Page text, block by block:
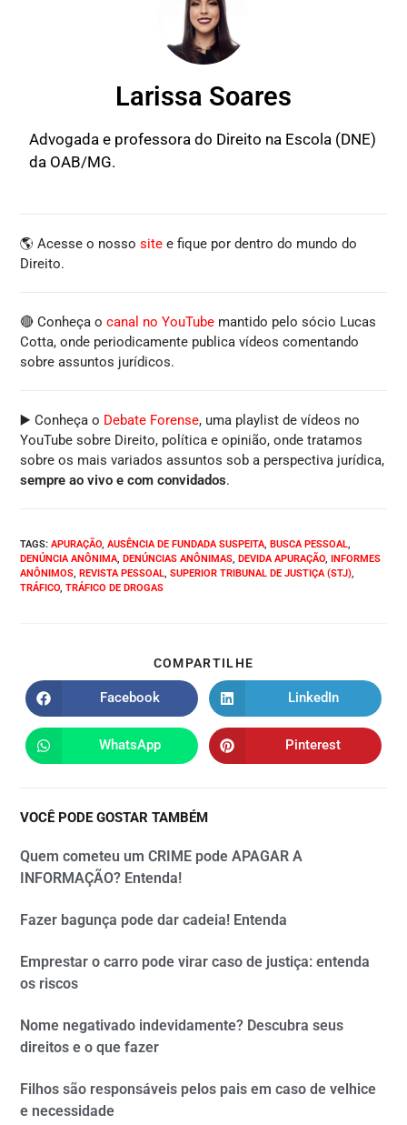
Larissa Soares
Advogada e professora do Direito na Escola (DNE)
da OAB/MG.
🌎 Acesse o nossosite e fique por dentro do mundo do
Direito.
🔴 Conheça ocanal no YouTube mantido pelo sócio Lucas
Cotta, onde periodicamente publica vídeos comentando
sobre assuntos jurídicos.
▶️ Conheça o Debate Forense, uma playlist de vídeos no
YouTube sobre Direito, política e opinião, onde tratamos
sobre os mais variados assuntos sob a perspectiva jurídica,
sempre ao vivo e com convidados.
TAGS:APURAÇÃO AUSÊNCIA DE FUNDADA SUSPEITA BUSCA PESSOAL
DENÚNCIA ANÔNIMA DENÚNCIAS ANÔNIMAS DEVIDA APURAÇÃO INFORMES
ANÔNIMOS REVISTA PESSOAL SUPERIOR TRIBUNAL DE JUSTIÇA (STJ)
TRÁFICO TRÁFICO DE DROGAS
COMPARTILHE
Facebook LinkedIn
WhatsApp Pinterest
VOCÊ PODE GOSTAR TAMBÉM
Quem cometeu um CRIME pode APAGAR A
INFORMAÇÃO? Entenda!
Fazer bagunça pode dar cadeia! Entenda
Emprestar o carro pode virar caso de justiça: entenda
os riscos
Nome negativado indevidamente? Descubra seus
direitos e o que fazer
Filhos são responsáveis pelos pais em caso de velhice
e necessidade